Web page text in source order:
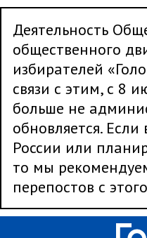
Деятельность
общественного
избирателей
связи с этим, с 8
больше не
обновляется.
России или
то мы
перепостов с